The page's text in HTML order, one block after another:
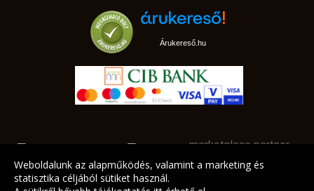
Árukereső.hu
marketplace partner
Weboldalunk az alapműködés, valamint a marketing és
statisztika céljából sütiket használ.